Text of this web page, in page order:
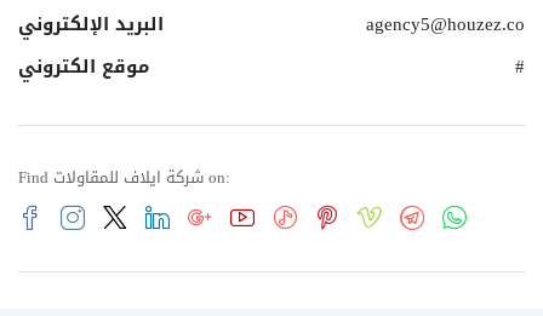
البريد الإلكتروني
agency5@houzez.co
موقع الكتروني
#
Find شركة ايلاف للمقاولات on: